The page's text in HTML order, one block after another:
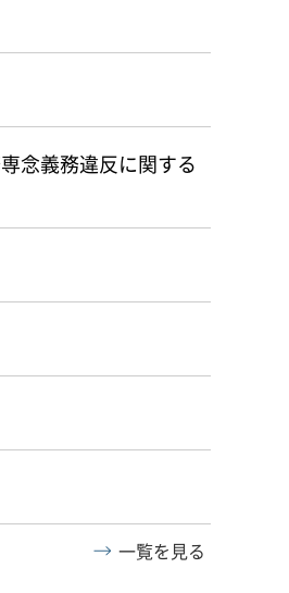
念義務違反に関する
一覧を見る